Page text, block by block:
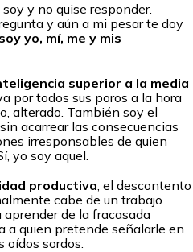
y no quise responder.
y aún a mi pesar te doy
yo, mí, me y mis
superior a la media
por todos sus poros a la hora
alterado. También soy el
, sin acarrear las consecuencias
irresponsables de quien
yo soy aquel.
productiva , el descontento
cabe de un trabajo
de la fracasada
a quien pretende señalarle en
oídos sordos.